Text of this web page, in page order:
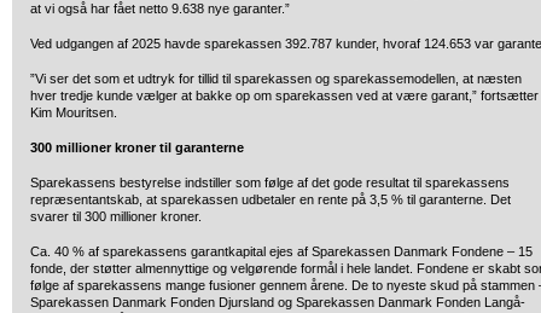
at vi også har fået netto 9.638 nye garanter.”
Ved udgangen af 2025 havde sparekassen 392.787 kunder, hvoraf 124.653 var
”Vi ser det som et udtryk for tillid til sparekassen og sparekassemodellen, at næsten
hver tredje kunde vælger at bakke op om sparekassen ved at være garant,” fortsætter
Kim Mouritsen.
300 millioner kroner til garanterne
Sparekassens bestyrelse indstiller som følge af det gode resultat til sparekassens
repræsentantskab, at sparekassen udbetaler en rente på 3,5 % til garanterne. Det
svarer til 300 millioner kroner.
Ca. 40 % af sparekassens garantkapital ejes af Sparekassen Danmark Fondene – 15
fonde, der støtter almennyttige og velgørende formål i hele landet. Fondene er skabt
følge af sparekassens mange fusioner gennem årene. De to nyeste skud på stammen
Sparekassen Danmark Fonden Djursland og Sparekassen Danmark Fonden Langå-